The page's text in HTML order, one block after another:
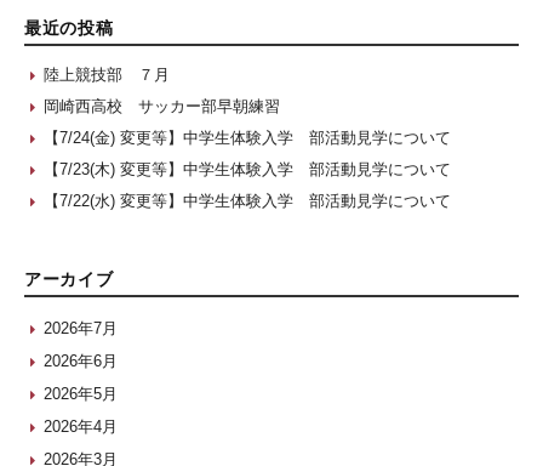
最近の投稿
陸上競技部 ７月
岡崎西高校 サッカー部早朝練習
【7/24(金) 変更等】中学生体験入学 部活動見学について
【7/23(木) 変更等】中学生体験入学 部活動見学について
【7/22(水) 変更等】中学生体験入学 部活動見学について
アーカイブ
2026年7月
2026年6月
2026年5月
2026年4月
2026年3月